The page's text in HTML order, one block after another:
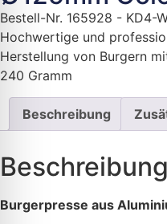
Bestell-Nr. 165928 - KD4-
Hochwertige und
Herstellung von Burgern
240 Gramm
Beschreibung
Beschreibung
Burgerpresse aus